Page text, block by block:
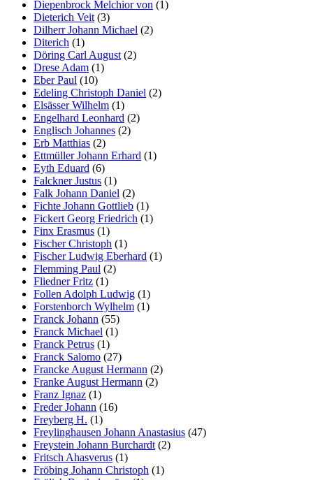
Diepenbrock Melchior von (1)
Dieterich Veit (3)
Dilherr Johann Michael (2)
Diterich (1)
Döring Carl August (2)
Drese Adam (1)
Eber Paul (10)
Edeling Christoph Daniel (2)
Elsässer Wilhelm (1)
Engelhard Leonhard (2)
Englisch Johannes (2)
Erb Matthias (2)
Ettmüller Johann Erhard (1)
Eyth Eduard (6)
Falckner Justus (1)
Falk Johann Daniel (2)
Fichte Johann Gottlieb (1)
Fickert Georg Friedrich (1)
Finx Erasmus (1)
Fischer Christoph (1)
Fischer Ludwig Eberhard (1)
Flemming Paul (2)
Fliedner Fritz (1)
Follen Adolph Ludwig (1)
Forstenborch Wylhelm (1)
Franck Johann (55)
Franck Michael (1)
Franck Petrus (1)
Franck Salomo (27)
Francke August Hermann (2)
Franke August Hermann (2)
Franz Ignaz (1)
Freder Johann (16)
Freyberg H. (1)
Freylinghausen Johann Anastasius (47)
Freystein Johann Burchardt (2)
Fritsch Ahasverus (1)
Fröbing Johann Christoph (1)